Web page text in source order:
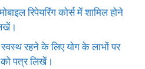
रिपेयरिंग कोर्स में शामिल होने
रहने के लिए योग के लाभों पर
पत्र लिखें।